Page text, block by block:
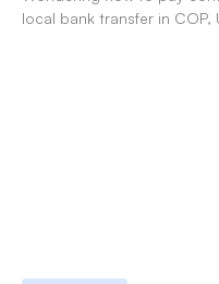
local bank transfer in